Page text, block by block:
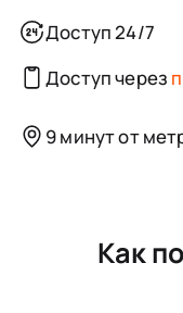
Доступ 24/7
Доступ через
9 минут от
Как